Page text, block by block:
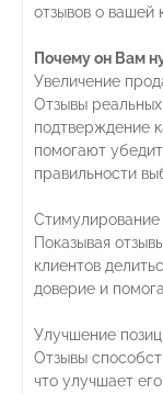
отзывов о вашей
Почему он Вам
Увеличение
Отзывы
подтверждение
помогают
правильности
Стимулирование
Показывая
клиентов
доверие и
Улучшение
Отзывы
что улучшает